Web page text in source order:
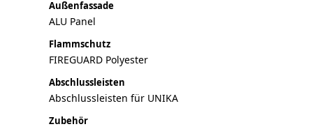
Außenfassade
ALU Panel
Flammschutz
FIREGUARD Polyester
Abschlussleisten
Abschlussleisten für UNIKA
Zubehör